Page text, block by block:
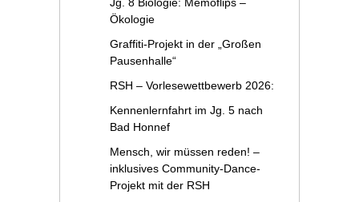
Jg. 8 Biologie: Memoflips –
Ökologie
Graffiti-Projekt in der „Großen
Pausenhalle“
RSH – Vorlesewettbewerb 2026:
Kennenlernfahrt im Jg. 5 nach
Bad Honnef
Mensch, wir müssen reden! –
inklusives Community-Dance-
Projekt mit der RSH